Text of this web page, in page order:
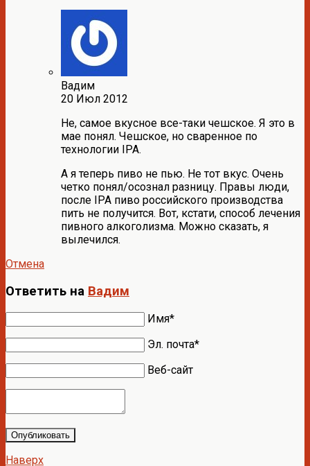
Вадим
20 Июл 2012
Не, самое вкусное все-таки чешское. Я это в
мае понял. Чешское, но сваренное по
технологии IPA.
А я теперь пиво не пью. Не тот вкус. Очень
четко понял/осознал разницу. Правы люди,
после IPA пиво российского производства
пить не получится. Вот, кстати, способ лечения
пивного алкоголизма. Можно сказать, я
вылечился.
Отмена
Ответить на Вадим
Имя*
Эл. почта*
Веб-сайт
Опубликовать
Наверх